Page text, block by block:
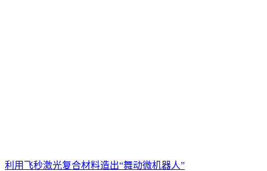
利用飞秒激光复合材料造出“舞动微机器人”